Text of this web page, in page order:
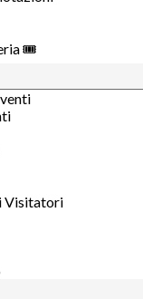
🎟
Visitatori